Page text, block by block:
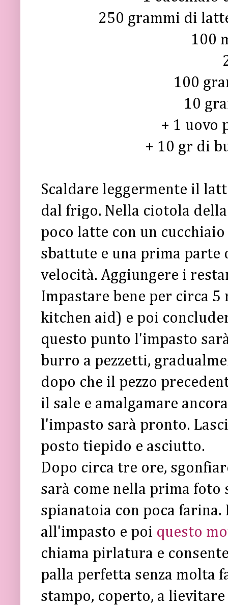
250 grammi di
100
100
10
+ 1 uovo
+ 10 gr di
Scaldare leggermente il
dal frigo. Nella ciotola
poco latte con un
sbattute e una prima parte
velocità. Aggiungere i
Impastare bene per circa
kitchen aid) e poi
questo punto l'impasto
burro a pezzetti,
dopo che il pezzo
il sale e amalgamare
l'impasto sarà pronto.
posto tiepido e asciutto.
Dopo circa tre ore,
sarà come nella prima
spianatoia con poca
all'impasto e poi questo
chiama pirlatura e
palla perfetta senza molta
stampo, coperto, a lievitare